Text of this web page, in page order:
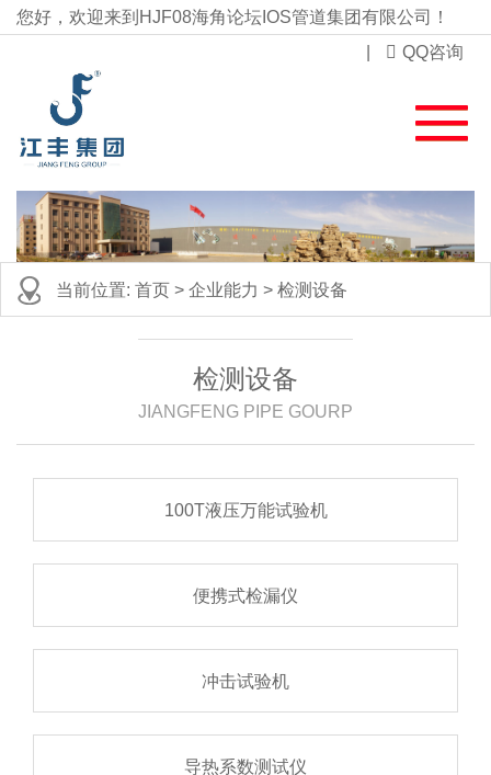
您好，欢迎来到HJF08海角论坛IOS管道集团有限公司！
QQ咨询
当前位置: 首页 > 企业能力 > 检测设备
检测设备
JIANGFENG PIPE GOURP
100T液压万能试验机
便携式检漏仪
冲击试验机
导热系数测试仪